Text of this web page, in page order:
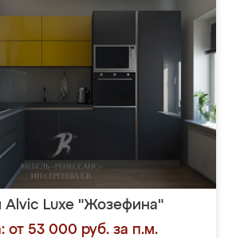
Alvic Luxe "Жозефина"
от 53 000 руб. за п.м.